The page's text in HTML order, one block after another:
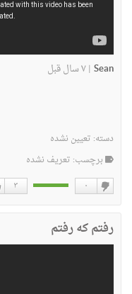
Sean
|۷ سال قبل
دسته: تعیین نشده
برچسب: تعریف نشده
۳ ۰
رفتم که رفتم